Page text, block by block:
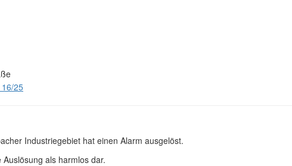
25
Industriegebiet hat einen Alarm ausgelöst.
als harmlos dar.